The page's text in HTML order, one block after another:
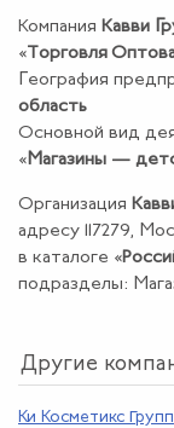
Компания Кавви
«Торговля
География
область
Основной вид
« Магазины —
Организация
адресу 117279,
в каталоге «
подразделы:
Другие
Ки Косметикс Групп